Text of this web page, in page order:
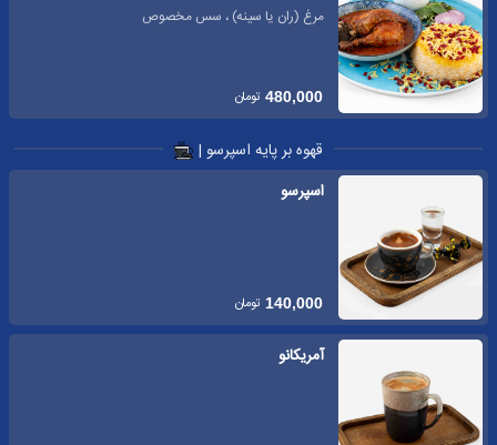
مرغ (ران یا سینه) ، سس مخصوص
480,000 تومان
قهوه بر پایه اسپرسو |
اسپرسو
140,000 تومان
آمریکانو